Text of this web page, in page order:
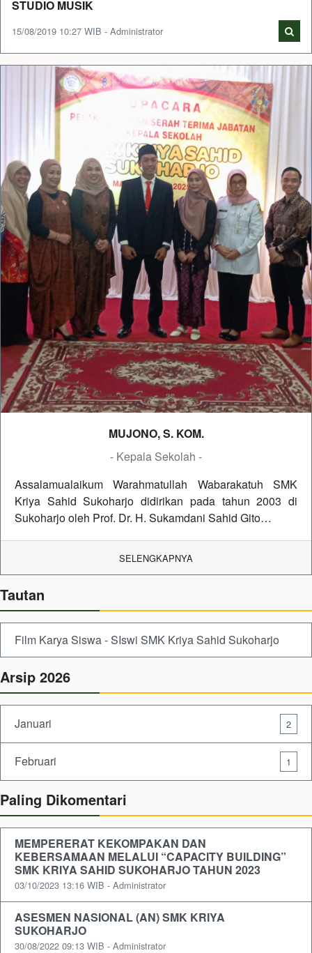
STUDIO MUSIK
15/08/2019 10:27 WIB - Administrator
MUJONO, S. KOM.
- Kepala Sekolah -
Assalamualaikum Warahmatullah Wabarakatuh SMK
Kriya Sahid Sukoharjo didirikan pada tahun 2003 di
Sukoharjo oleh Prof. Dr. H. Sukamdani Sahid Gito…
SELENGKAPNYA
Tautan
Film Karya Siswa - SIswi SMK Kriya Sahid Sukoharjo
Arsip 2026
Januari 2
Februari 1
Paling Dikomentari
MEMPERERAT KEKOMPAKAN DAN
KEBERSAMAAN MELALUI “CAPACITY BUILDING”
SMK KRIYA SAHID SUKOHARJO TAHUN 2023
03/10/2023 13:16 WIB - Administrator
ASESMEN NASIONAL (AN) SMK KRIYA
SUKOHARJO
30/08/2022 09:13 WIB - Administrator